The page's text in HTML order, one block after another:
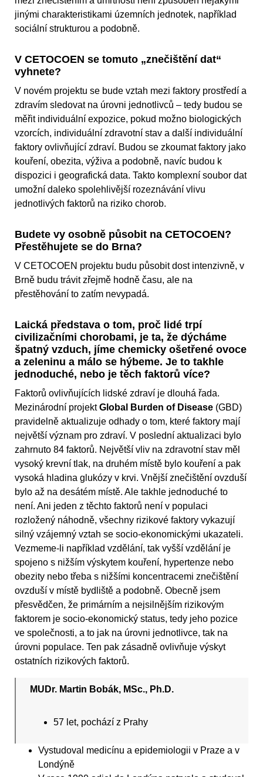
jinými charakteristikami územních jednotek, například
sociální strukturou a podobně.
V CETOCOEN se tomuto „znečištění dat“
vyhnete?
V novém projektu se bude vztah mezi faktory prostředí a
zdravím sledovat na úrovni jednotlivců – tedy budou se
měřit individuální expozice, pokud možno biologických
vzorcích, individuální zdravotní stav a další individuální
faktory ovlivňující zdraví. Budou se zkoumat faktory jako
kouření, obezita, výživa a podobně, navíc budou k
dispozici i geografická data. Takto komplexní soubor dat
umožní daleko spolehlivější rozeznávání vlivu
jednotlivých faktorů na riziko chorob.
Budete vy osobně působit na CETOCOEN?
Přestěhujete se do Brna?
V CETOCOEN projektu budu působit dost intenzivně, v
Brně budu trávit zřejmě hodně času, ale na
přestěhování to zatím nevypadá.
Laická představa o tom, proč lidé trpí
civilizačními chorobami, je ta, že dýcháme
špatný vzduch, jíme chemicky ošetřené ovoce
a zeleninu a málo se hýbeme. Je to takhle
jednoduché, nebo je těch faktorů více?
Faktorů ovlivňujících lidské zdraví je dlouhá řada.
Mezinárodní projektGlobal Burden of Disease (GBD)
pravidelně aktualizuje odhady o tom, které faktory mají
největší význam pro zdraví. V poslední aktualizaci bylo
zahrnuto 84 faktorů. Největší vliv na zdravotní stav měl
vysoký krevní tlak, na druhém místě bylo kouření a pak
vysoká hladina glukózy v krvi. Vnější znečištění ovzduší
bylo až na desátém místě. Ale takhle jednoduché to
není. Ani jeden z těchto faktorů není v populaci
rozložený náhodně, všechny rizikové faktory vykazují
silný vzájemný vztah se socio-ekonomickými ukazateli.
Vezmeme-li například vzdělání, tak vyšší vzdělání je
spojeno s nižším výskytem kouření, hypertenze nebo
obezity nebo třeba s nižšími koncentracemi znečištění
ovzduší v místě bydliště a podobně. Obecně jsem
přesvědčen, že primárním a nejsilnějším rizikovým
faktorem je socio-ekonomický status, tedy jeho pozice
ve společnosti, a to jak na úrovni jednotlivce, tak na
úrovni populace. Ten pak zásadně ovlivňuje výskyt
ostatních rizikových faktorů.
MUDr. Martin Bobák, MSc., Ph.D.
57 let, pochází z Prahy
Vystudoval medicínu a epidemiologii v Praze a v
Londýně